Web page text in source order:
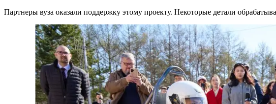
Партнеры вуза оказали поддержку этому проекту. Некоторые детали